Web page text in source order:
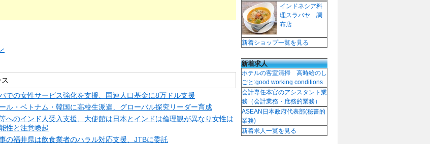
での女性サービス強化を支援、国連人口基金に8万ドル支援
ル・ベトナム・韓国に高校生派遣、グローバル探究リーダー育成
へのインド人受入支援、大使館は日本とインドは倫理観が異なり女性は
性と注意喚起
の福井県は飲食業者のハラル対応支援、JTBに委託
インドネシア料
理スラバヤ 調
布店
新着ショップ一覧を見る
新着求人
ホテルの客室清掃 高時給のし
ごと:good working conditions
会計専任本官のアシスタント業
務（会計業務・庶務的業務）
ASEAN日本政府代表部(秘書的
業務)
新着求人一覧を見る